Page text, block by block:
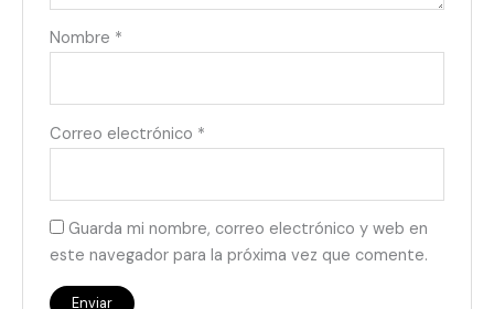
Nombre *
Correo electrónico *
Guarda mi nombre, correo electrónico y web en
este navegador para la próxima vez que comente.